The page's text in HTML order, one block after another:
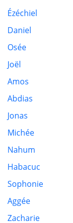
Ézéchiel
Daniel
Osée
Joël
Amos
Abdias
Jonas
Michée
Nahum
Habacuc
Sophonie
Aggée
Zacharie